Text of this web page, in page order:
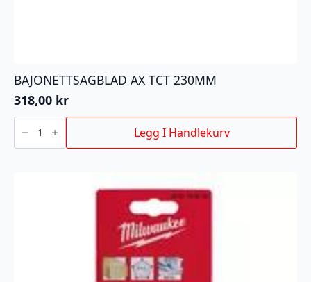
BAJONETTSAGBLAD AX TCT 230MM
318,00 kr
BAJONETTSAGBLAD
AX
230MM
Legg I Handlekurv